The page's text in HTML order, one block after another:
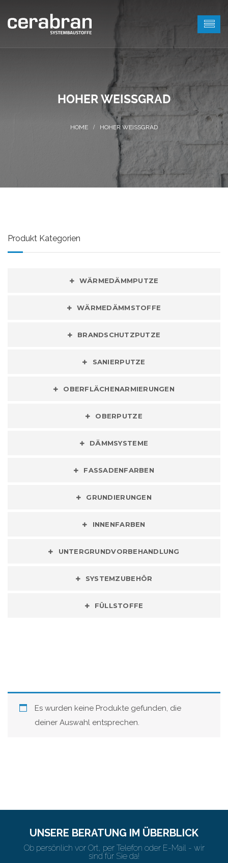
HOHER WEISSGRAD
HOHER WEISSGRAD
Produkt Kategorien
WÄRMEDÄMMPUTZE
WÄRMEDÄMMSTOFFE
BRANDSCHUTZPUTZE
SANIERPUTZE
OBERFLÄCHENARMIERUNGEN
OBERPUTZE
DÄMMSYSTEME
FASSADENFARBEN
GRUNDIERUNGEN
INNENFARBEN
UNTERGRUNDVORBEHANDLUNG
SYSTEMZUBEHÖR
FÜLLSTOFFE
Es wurden keine Produkte gefunden, die
deiner Auswahl entsprechen.
UNSERE BERATUNG IM ÜBERBLICK
Ob persönlich vor Ort, per Telefon oder E-Mail - wir
sind für Sie da!